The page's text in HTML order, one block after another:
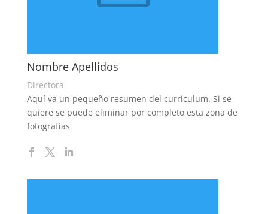
Nombre Apellidos
Directora
Aquí va un pequeño resumen del curriculum. Si se
quiere se puede eliminar por completo esta zona de
fotografías